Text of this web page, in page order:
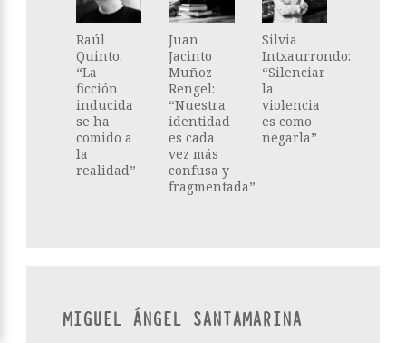
Raúl
Quinto:
“La
ficción
inducida
se ha
comido a
la
realidad”
Juan
Jacinto
Muñoz
Rengel:
“Nuestra
identidad
es cada
vez más
confusa y
fragmentada”
Silvia
Intxaurrondo:
“Silenciar
la
violencia
es como
negarla”
MIGUEL ÁNGEL SANTAMARINA